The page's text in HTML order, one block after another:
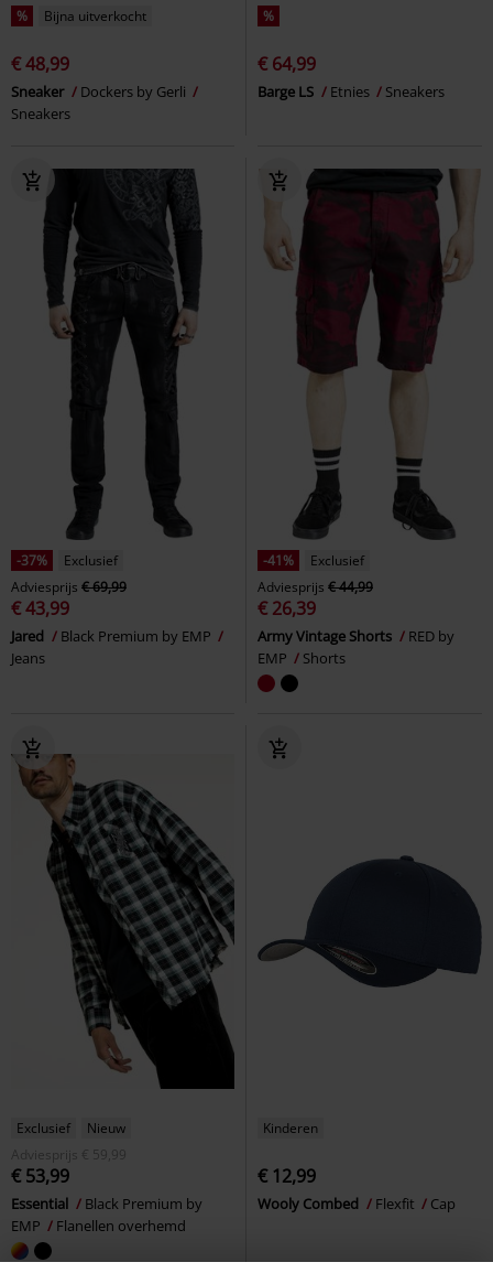
% Bijna uitverkocht
€ 48,99
Sneaker
Dockers by Gerli
Sneakers
%
€ 64,99
Barge LS Etnies Sneakers
-37%
Exclusief
Adviesprijs € 69,99
€ 43,99
Jared
Black Premium by EMP
Jeans
-41%
Exclusief
Adviesprijs € 44,99
€ 26,39
Army Vintage Shorts
RED by
EMP
Shorts
Exclusief
Nieuw
Adviesprijs
€ 59,99
€ 53,99
Essential
Black Premium by
EMP
Flanellen overhemd
Kinderen
€ 12,99
Wooly Combed Flexfit Cap